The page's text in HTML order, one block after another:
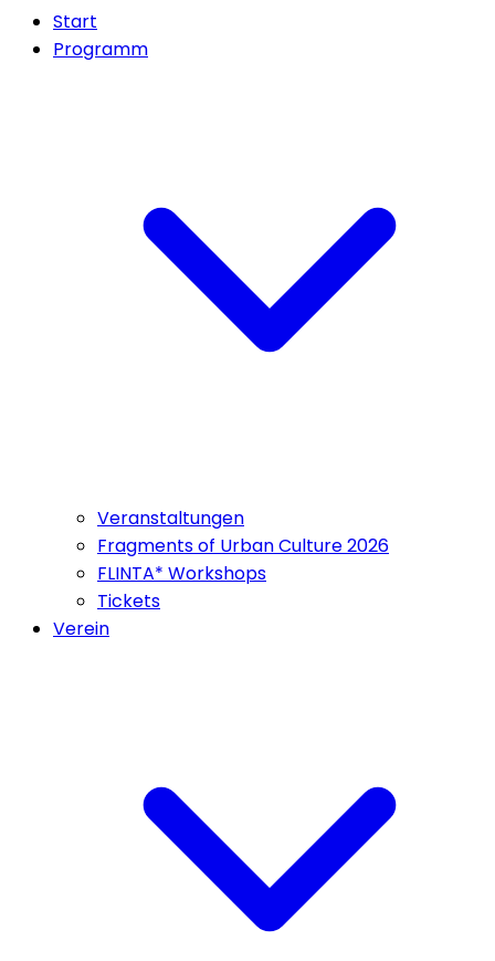
Start
Programm
Veranstaltungen
Fragments of Urban Culture 2026
FLINTA* Workshops
Tickets
Verein